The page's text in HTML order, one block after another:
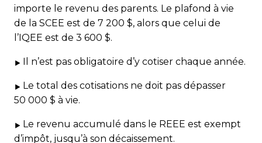
importe le revenu des parents. Le plafond à vie
de la SCEE est de 7 200 $, alors que celui de
l’IQEE est de 3 600 $.
Il n’est pas obligatoire d’y cotiser chaque année.
Le total des cotisations ne doit pas dépasser
50 000 $ à vie.
Le revenu accumulé dans le REEE est exempt
d’impôt, jusqu’à son décaissement.